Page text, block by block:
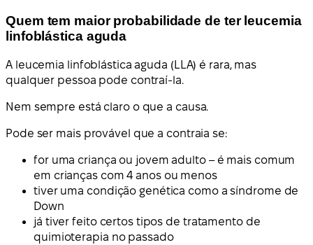
Quem tem maior probabilidade de ter leucemia
linfoblástica aguda
A leucemia linfoblástica aguda (LLA) é rara, mas
qualquer pessoa pode contraí-la.
Nem sempre está claro o que a causa.
Pode ser mais provável que a contraia se:
for uma criança ou jovem adulto – é mais comum
em crianças com 4 anos ou menos
tiver uma condição genética como a síndrome de
Down
já tiver feito certos tipos de tratamento de
quimioterapia no passado